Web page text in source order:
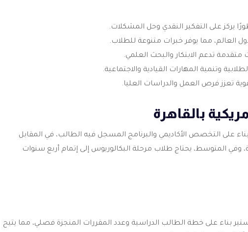
يركز على التفكير النقدي وحل المشكلات.
مما يوفر خبرات متنوعة للطلاب.
متقدمة تدعم الابتكار والبحث العلمي.
وتنمية المهارات القيادية والاجتماعية.
تعزز فرص العمل والدراسات العليا.
بالقاهرة
على التخصص الأكاديمي والبرنامج المسجل فيه الطالب، في المقابل
وفي المتوسط، يحتاج طلاب مرحلة البكالوريوس إلى إتمام أربع سنوات
بناء على خطة الطالب الدراسية وعدد المقررات المنجزة فصلي، مما يتيح